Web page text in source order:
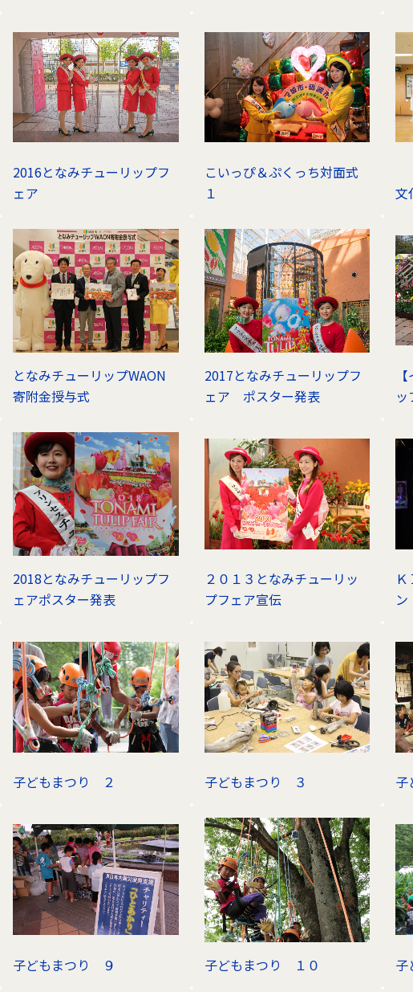
2016となみチューリップフ
ェア
こいっぴ＆ぷくっち対面式
１
文
となみチューリップWAON
寄附金授与式
2017となみチューリップフ
ェア ポスター発表
2018となみチューリップフ
ェアポスター発表
２０１３となみチューリッ
プフェア宣伝
子どもまつり ２ 子どもまつり ３
子どもまつり ９ 子どもまつり １０